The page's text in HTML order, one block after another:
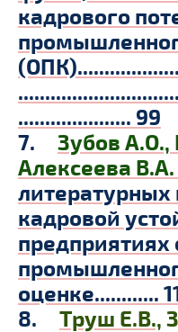
кадрового
(ОПК)
..................... 99
7. Зубов А.О.,
Алексеева В.А.
литературных
кадровой
предприятиях
оценке............
8. Труш Е.В.,